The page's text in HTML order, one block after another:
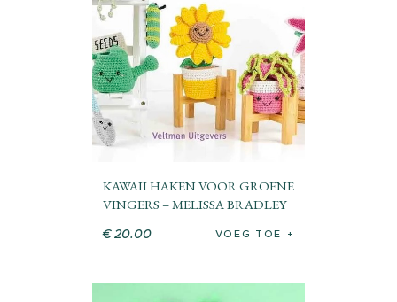
KAWAII HAKEN VOOR GROENE
VINGERS – MELISSA BRADLEY
€ 20.00 VOEG TOE